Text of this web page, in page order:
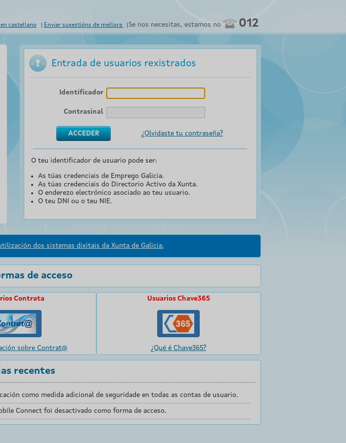
en castellano Enviar suxestións de mellora Se nos necesitas, estamos no 012
Entrada de usuarios rexistrados
Identificador
Contrasinal
¿Olvidaste tu contraseña?
O teu identificador de usuario pode ser:
As túas credenciais de Emprego Galicia.
As túas credenciais do Directorio Activo da Xunta.
O enderezo electrónico asociado ao teu usuario.
O teu DNI ou o teu NIE.
dos sistemas dixitais da Xunta de Galicia.
de acceso
Contrata
sobre Contrat@
Usuarios Chave365
¿Qué é Chave365?
recentes
como medida adicional de seguridade en todas as contas de usuario.
Connect foi desactivado como forma de acceso.